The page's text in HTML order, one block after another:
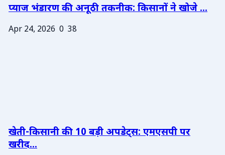
प्याज भंडारण की अनूठी तकनीक: किसानों ने खोजे ...
Apr 24, 2026 0 38
खेती-किसानी की 10 बड़ी अपडेट्स: एमएसपी पर
खरीद...